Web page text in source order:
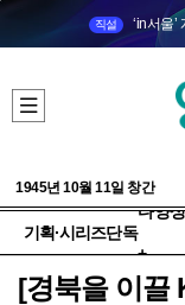
직설 ‘in서울
1945년 10월 11일 창간
기획·시리즈단독
다양성
+
[경북을 이끌